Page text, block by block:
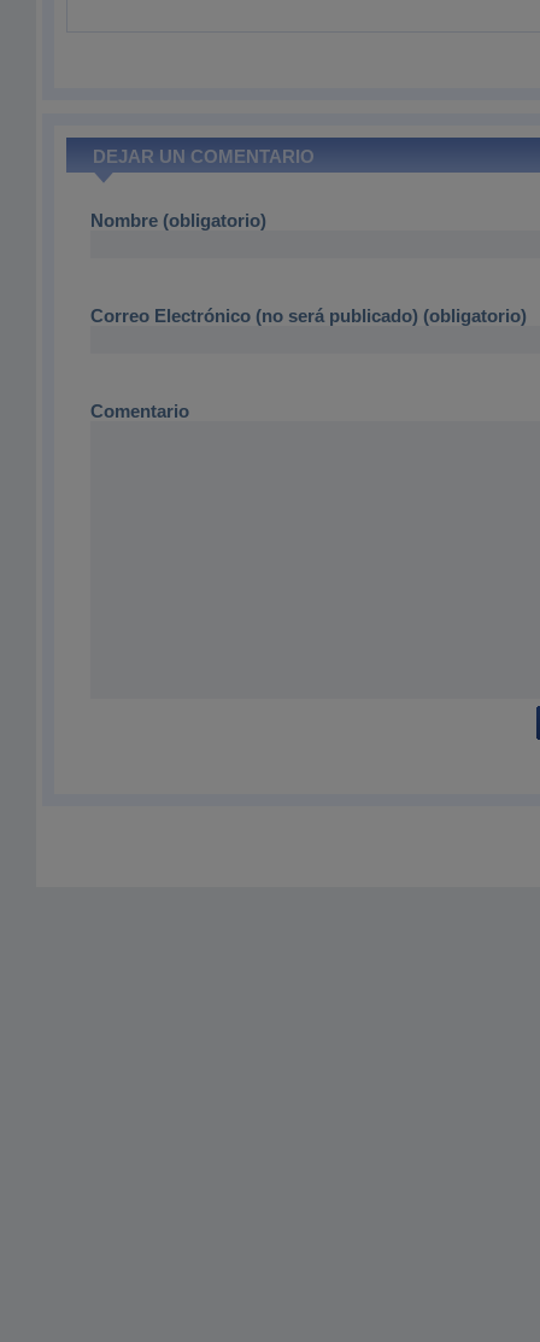
DEJAR UN COMENTARIO
Nombre (obligatorio)
Correo Electrónico (no será publicado) (obligatorio)
Comentario